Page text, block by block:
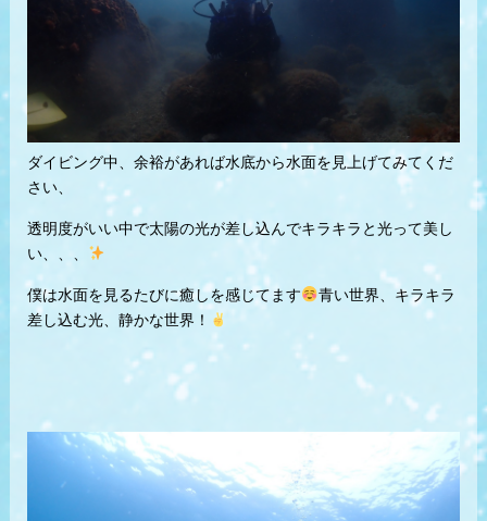
ダイビング中、余裕があれば水底から水面を見上げてみてくだ
さい、
透明度がいい中で太陽の光が差し込んでキラキラと光って美し
い、、、
僕は水面を見るたびに癒しを感じてます
青い世界、キラキラ
差し込む光、静かな世界！